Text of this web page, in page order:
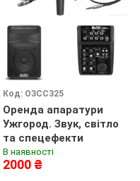
Код: ОЗСС325
Оренда апаратури
Ужгород. Звук, світло
та спецефекти
В наявності
2000 ₴